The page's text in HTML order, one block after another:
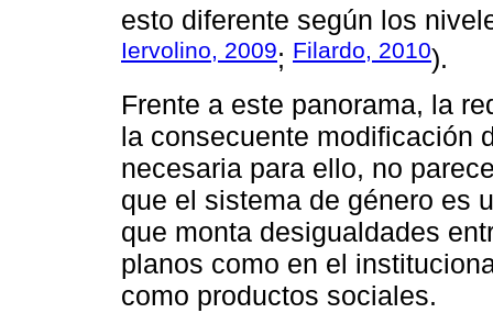
esto diferente según los
Iervolino, 2009; Filardo, 2010).
Frente a este panorama, la
la consecuente modificación
necesaria para ello, no
que el sistema de género es
que monta desigualdades
planos como en el
como productos sociales.